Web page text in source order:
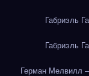
Габриэль
Габриэль
Герман Мелвилл